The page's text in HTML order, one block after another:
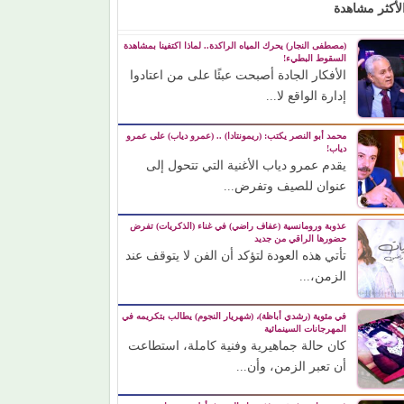
مشاهدة
(مصطفى النجار) يحرك المياه الراكدة.. لماذا اكتفينا بمشاهدة
السقوط البطيء!
الأفكار الجادة أصبحت عبئًا على من اعتادوا
إدارة الواقع لا...
محمد أبو النصر يكتب: (ريمونتادا) .. (عمرو دياب) على عمرو
دياب!
يقدم عمرو دياب الأغنية التي تتحول إلى
عنوان للصيف وتفرض...
عذوبة ورومانسية (عفاف راضي) في غناء (الذكريات) تفرض
حضورها الراقي من جديد
تأتي هذه العودة لتؤكد أن الفن لا يتوقف عند
الزمن،...
في مئوية (رشدي أباظة)، (شهريار النجوم) يطالب بتكريمه في
المهرجانات السينمائية
كان حالة جماهيرية وفنية كاملة، استطاعت
أن تعبر الزمن، وأن...